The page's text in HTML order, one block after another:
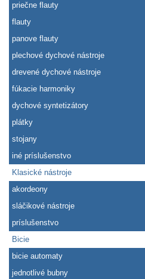
priečne flauty
flauty
panove flauty
plechové dychové nástroje
drevené dychové nástroje
fúkacie harmoniky
dychové syntetizátory
plátky
stojany
iné príslušenstvo
Klasické nástroje
akordeony
sláčikové nástroje
príslušenstvo
Bicie
bicie automaty
jednotlivé bubny